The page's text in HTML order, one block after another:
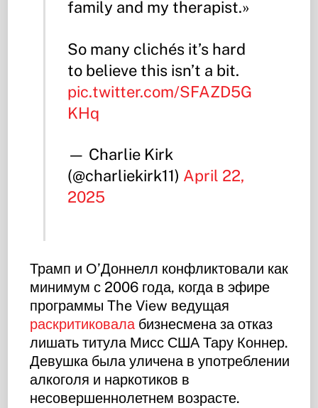
family and my therapist.»
So many clichés it’s hard
to believe this isn’t a bit.
pic.twitter.com/SFAZD5G
KHq
— Charlie Kirk
(@charliekirk11) April 22,
2025
Трамп и О’Доннелл конфликтовали как
минимум с 2006 года, когда в эфире
программы The View ведущая
раскритиковалабизнесмена за отказ
лишать титула Мисс США Тару Коннер.
Девушка была уличена в употреблении
алкоголя и наркотиков в
несовершеннолетнем возрасте.